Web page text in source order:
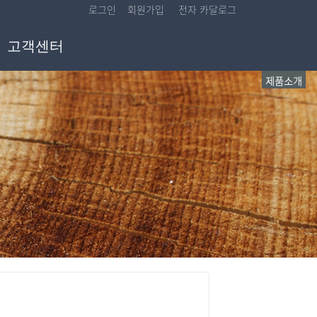
로그인 회원가입 전자 카달로그
고객센터
제품소개